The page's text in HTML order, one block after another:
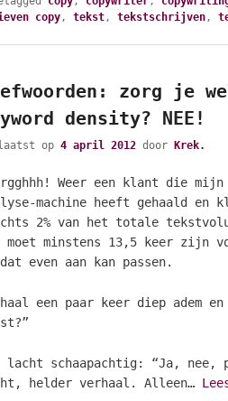
copy, tekst, tekstschrijven,
zorg je
density? NEE!
op 4 april 2012 door Krek.
Weer een klant die
machine heeft gehaald
2% van het totale
moet minstens 13,5 keer zijn
even aan kan passen.
een paar keer diep adem
lacht schaapachtig: “Ja, nee,
helder verhaal. Alleen…